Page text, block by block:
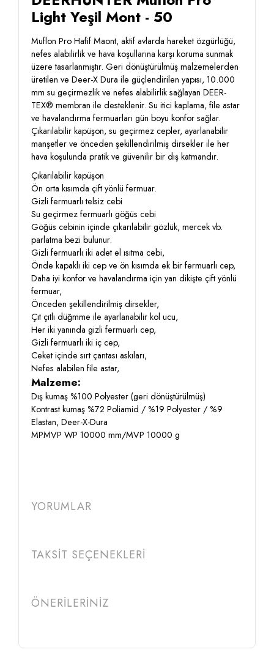
Light Yeşil Mont - 50
Muflon Pro Hafif Maont, aktif avlarda hareket özgürlüğü,
nefes alabilirlik ve hava koşullarına karşı koruma sunmak
üzere tasarlanmıştır. Geri dönüştürülmüş malzemelerden
üretilen ve Deer-X Dura ile güçlendirilen yapısı, 10.000
mm su geçirmezlik ve nefes alabilirlik sağlayan DEER-
TEX® membran ile desteklenir. Su itici kaplama, file astar
ve havalandırma fermuarları gün boyu konfor sağlar.
Çıkarılabilir kapüşon, su geçirmez cepler, ayarlanabilir
manşetler ve önceden şekillendirilmiş dirsekler ile her
hava koşulunda pratik ve güvenilir bir dış katmandır.
Çıkarılabilir kapüşon
Ön orta kısımda çift yönlü fermuar.
Gizli fermuarlı telsiz cebi
Su geçirmez fermuarlı göğüs cebi
Göğüs cebinin içinde çıkarılabilir gözlük, mercek vb.
parlatma bezi bulunur.
Gizli fermuarlı iki adet el ısıtma cebi,
Önde kapaklı iki cep ve ön kısımda ek bir fermuarlı cep,
Daha iyi konfor ve havalandırma için yan dikişte çift yönlü
fermuar,
Önceden şekillendirilmiş dirsekler,
Çıt çıtlı düğmme ile ayarlanabilir kol ucu,
Her iki yanında gizli fermuarlı cep,
Gizli fermuarlı iki iç cep,
Ceket içinde sırt çantası askıları,
Nefes alabilen file astar,
Malzeme:
Dış kumaş %100 Polyester (geri dönüştürülmüş)
Kontrast kumaş %72 Poliamid / %19 Polyester / %9
Elastan, Deer-X-Dura
MPMVP WP 10000 mm/MVP 10000 g
YORUMLAR
TAKSİT SEÇENEKLERİ
ÖNERİLERİNİZ